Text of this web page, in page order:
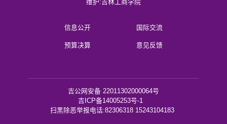
维护:吉林工商学院
信息公开 国际交流
预算决算 意见反馈
吉公网安备 22011302000064号
吉ICP备14005253号-1
扫黑除恶举报电话:82306318 15243104183